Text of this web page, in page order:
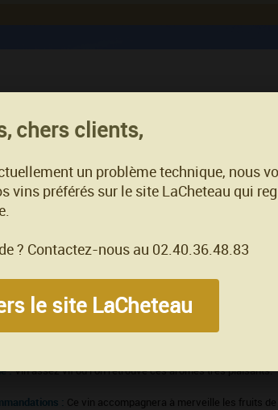
de Sauvion - Les
- 2024 - 75 cl
Sancerre - Sauvignon
géographique :
Appellation réputée du centre de la
Nez très aromatique de fleurs blanches telles que l'acacia,
:Vin assez vif où l'on retrouve ces arômes très plaisants.
: Ce vin accompagnera à merveille les fruits
chers clients,
un problème technique, nous
vins préférés sur le site LaCheteau qui
? Contactez-nous au 02.40.36.48.83
le site LaCheteau